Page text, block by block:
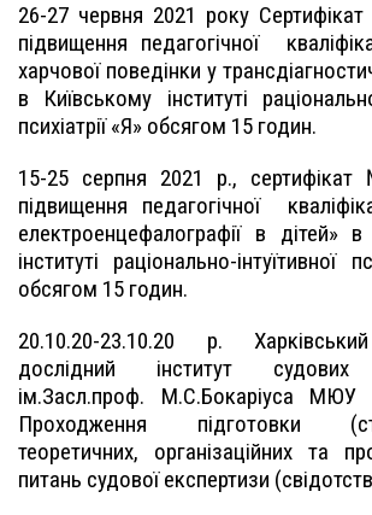
26-27 червня 2021 року
підвищення педагогічної
харчової поведінки у
в Київському інституті
психіатрії «Я» обсягом 15 годин.
15-25 серпня 2021 р.,
підвищення педагогічної
електроенцефалографії в дітей»
інституті раціонально-інтуїтивної
обсягом 15 годин.
20.10.20-23.10.20 р.
дослідний інститут судових
ім.Засл.проф. М.С.Бокаріусa МЮУ
Проходження підготовки
теоретичних, організаційних та
питань судової експертизи